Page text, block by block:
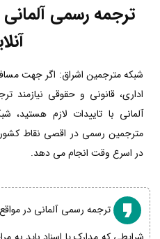
ترجمه رسمی آلمانی
شبکه مترجمین اشراق: اگر جهت
اداری، قانونی و حقوقی نیازمند
آلمانی با تاییدات لازم هستید،
مترجمین رسمی در اقصی نقاط
در اسرع وقت انجام می دهد.
ترجمه رسمی آلمانی در